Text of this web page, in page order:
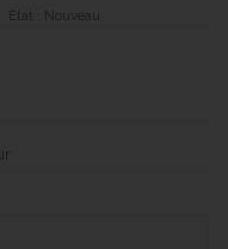
État : Nouveau